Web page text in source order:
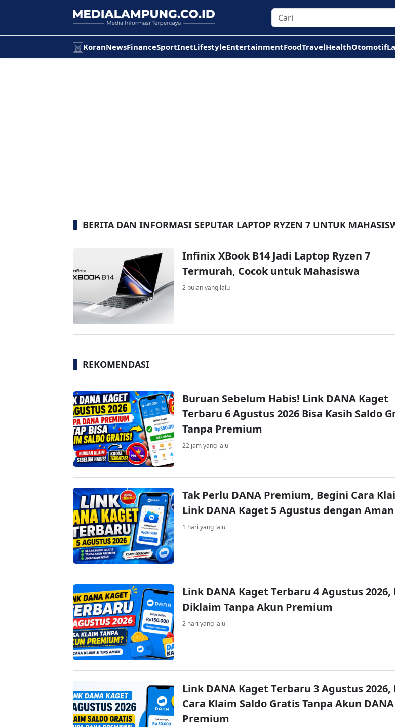
KoranNewsFinanceSportInetLifestyleEntertainmentFoodTravelHealthOtomotif
BERITA DAN INFORMASI SEPUTAR LAPTOP RYZEN 7 UNTUK
Infinix XBook B14 Jadi Laptop Ryzen 7
Termurah, Cocok untuk Mahasiswa
2 bulan yang lalu
REKOMENDASI
Buruan Sebelum Habis! Link DANA Kaget
Terbaru 6 Agustus 2026 Bisa Kasih Saldo
Tanpa Premium
22 jam yang lalu
Tak Perlu DANA Premium, Begini Cara
Link DANA Kaget 5 Agustus dengan Aman
1 hari yang lalu
Link DANA Kaget Terbaru 4 Agustus 2026,
Diklaim Tanpa Akun Premium
2 hari yang lalu
Link DANA Kaget Terbaru 3 Agustus 2026,
Cara Klaim Saldo Gratis Tanpa Akun DANA
Premium